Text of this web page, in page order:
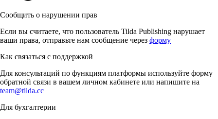
Сообщить о нарушении прав
Если вы считаете, что пользователь Tilda Publishing нарушает
ваши права, отправьте нам сообщение через форму
Как связаться с поддержкой
Для консультаций по функциям платформы используйте форму
обратной связи в вашем личном кабинете или напишите на
team@tilda.cc
Для бухгалтерии